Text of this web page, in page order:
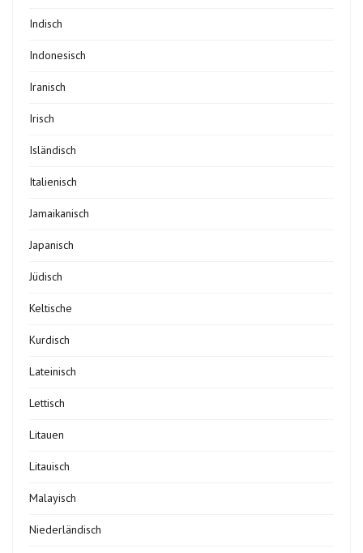
Indisch
Indonesisch
Iranisch
Irisch
Isländisch
Italienisch
Jamaikanisch
Japanisch
Jüdisch
Keltische
Kurdisch
Lateinisch
Lettisch
Litauen
Litauisch
Malayisch
Niederländisch